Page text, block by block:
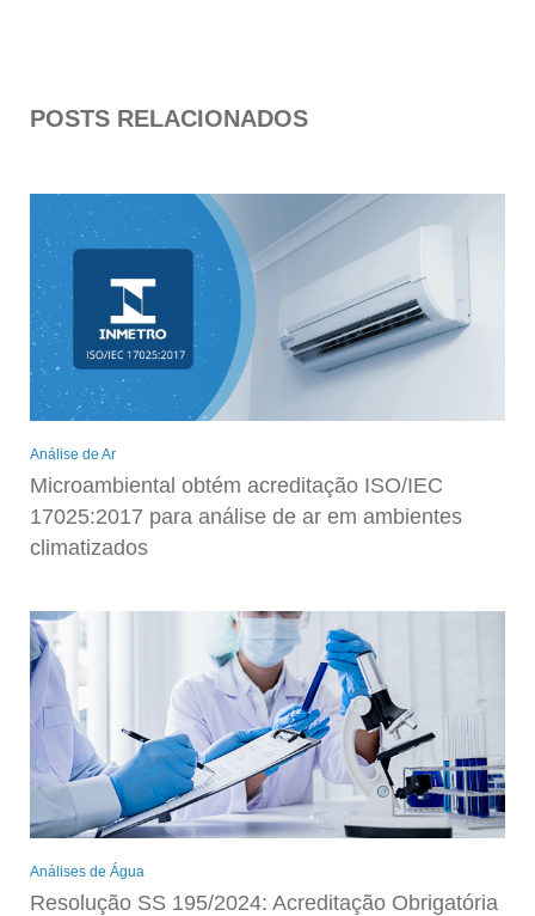
POSTS RELACIONADOS
Análise de Ar
Microambiental obtém acreditação ISO/IEC
17025:2017 para análise de ar em ambientes
climatizados
Análises de Água
Resolução SS 195/2024: Acreditação Obrigatória